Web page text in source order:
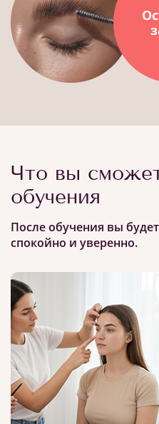
Что вы
обучения
После обучения вы
спокойно и уверенно.